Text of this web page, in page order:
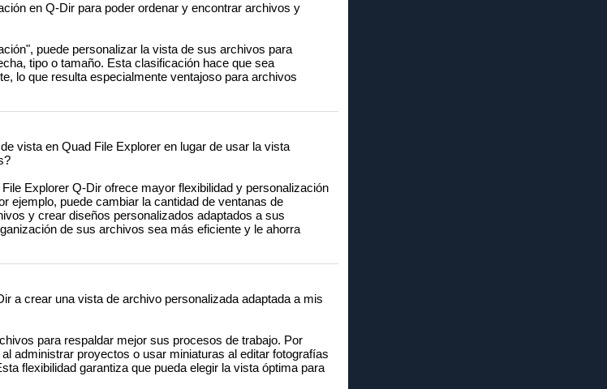
en Q-Dir para poder ordenar y encontrar archivos y
puede personalizar la vista de sus archivos para
tipo o tamaño. Esta clasificación hace que sea
lo que resulta especialmente ventajoso para archivos
vista en Quad File Explorer en lugar de usar la vista
Explorer Q-Dir ofrece mayor flexibilidad y personalización
ejemplo, puede cambiar la cantidad de ventanas de
y crear diseños personalizados adaptados a sus
de sus archivos sea más eficiente y le ahorra
a crear una vista de archivo personalizada adaptada a mis
para respaldar mejor sus procesos de trabajo. Por
administrar proyectos o usar miniaturas al editar fotografías
flexibilidad garantiza que pueda elegir la vista óptima para